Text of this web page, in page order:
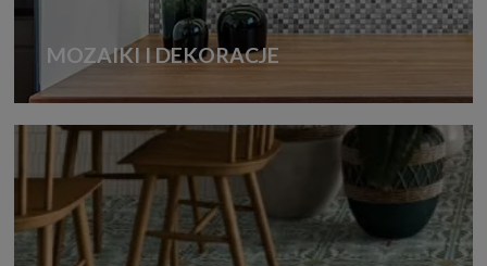
MOZAIKI I DEKORACJE